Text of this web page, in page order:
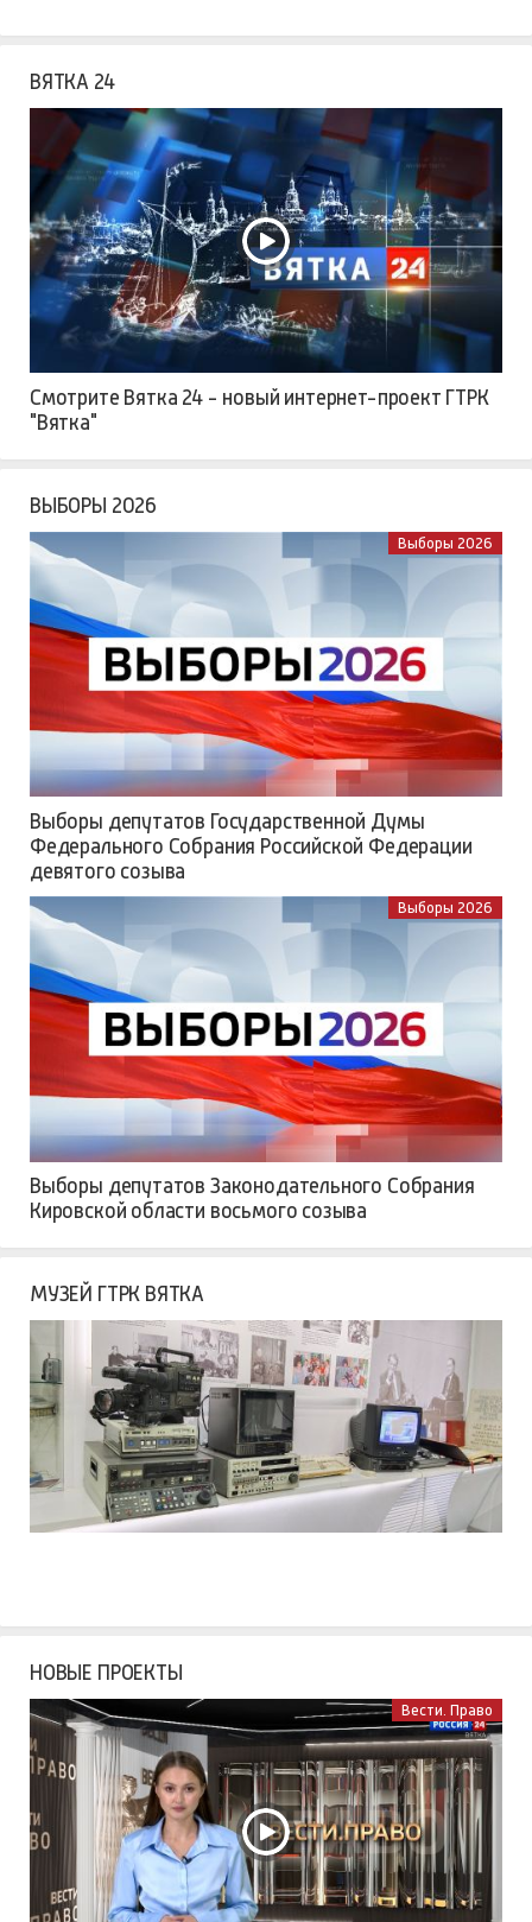
ВЯТКА 24
Смотрите Вятка 24 - новый интернет-проект ГТРК
"Вятка"
ВЫБОРЫ 2026
Выборы 2026
Выборы депутатов Государственной Думы
Федерального Собрания Российской Федерации
девятого созыва
Выборы 2026
Выборы депутатов Законодательного Собрания
Кировской области восьмого созыва
МУЗЕЙ ГТРК ВЯТКА
НОВЫЕ ПРОЕКТЫ
Вести. Право